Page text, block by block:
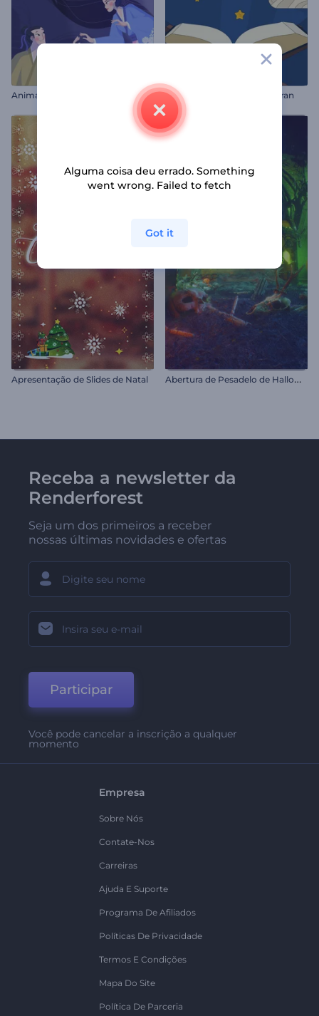
A
nimação de Saudação Tanabata Celebração do Nuzul Al-Quran
Apresentação de Slides de Natal A
bertura de Pesadelo de Halloween
Receba a newsletter da
Renderforest
Seja um dos primeiros a receber
nossas últimas novidades e ofertas
Participar
Você pode cancelar a inscrição a qualquer
momento
Empresa
Sobre Nós
Contate-Nos
Carreiras
Ajuda E Suporte
Programa De Afiliados
Políticas De Privacidade
Termos E Condições
Mapa Do Site
Política De Parceria
Alguma coisa deu errado. Something
went wrong. Failed to fetch
Got it